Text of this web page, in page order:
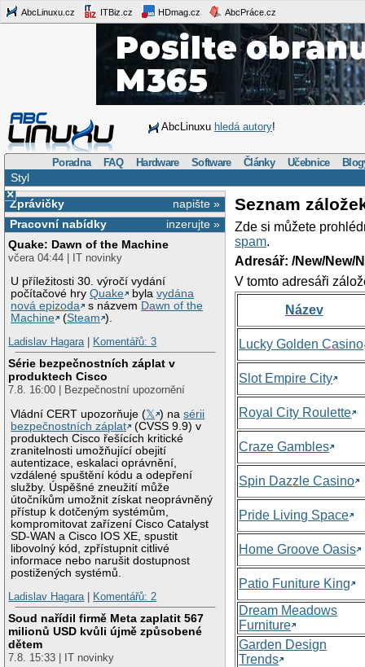
AbcLinuxu.cz ITBiz.cz HDmag.cz AbcPráce.cz
AbcLinuxu hledá autory!
Poradna FAQ Hardware Software Články Učebnice
Styl
×
napište »
Zprávičky
inzerujte »
Pracovní nabídky
Quake: Dawn of the Machine
včera 04:44 | IT novinky
U příležitosti 30. výročí vydání
počítačové hryQuake bylavydána
nová epizoda
s názvem Dawn of the
Machine
(Steam ).
Ladislav Hagara| Komentářů: 3
Série bezpečnostních záplat v
produktech Cisco
7.8. 16:00 | Bezpečnostní upozornění
Vládní CERT upozorňuje (𝕏 ) nasérii
bezpečnostních záplat
(CVSS 9.9) v
produktech Cisco řešících kritické
zranitelnosti umožňující obejití
autentizace, eskalaci oprávnění,
vzdálené spuštění kódu a odepření
služby. Úspěšné zneužití může
útočníkům umožnit získat neoprávněný
přístup k dotčeným systémům,
kompromitovat zařízení Cisco Catalyst
SD-WAN a Cisco IOS XE, spustit
libovolný kód, zpřístupnit citlivé
informace nebo narušit dostupnost
postižených systémů.
Ladislav Hagara| Komentářů: 2
Soud nařídil firmě Meta zaplatit 567
milionů USD kvůli újmě způsobené
dětem
7.8. 15:33 | IT novinky
Seznam
Zde si můžete
spam.
Adresář: /New/New/
V tomto adresáři
Název
Lucky Golden Casino
Slot Empire City
Royal City Roulette
Craze Gambles
Spin Dazzle Casino
Pride Living Space
Home Groove Oasis
Patio Funiture King
Dream Meadows
Furniture
Garden Design
Trends